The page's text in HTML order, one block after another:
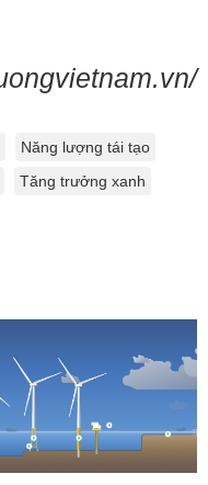
Năng lượng tái tạo
Tăng trưởng xanh